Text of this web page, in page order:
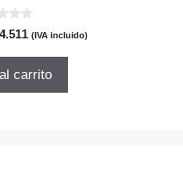
El
actual
(IVA incluido)
carrito